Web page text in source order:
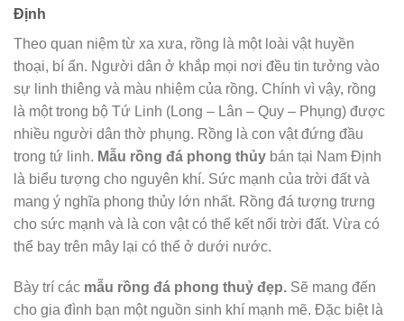
Định
Theo quan niệm từ xa xưa, rồng là một loài vật huyền
thoại, bí ẩn. Người dân ở khắp mọi nơi đều tin tưởng vào
sự linh thiêng và màu nhiệm của rồng. Chính vì vậy, rồng
là một trong bộ Tứ Linh (Long – Lân – Quy – Phụng) được
nhiều người dân thờ phụng. Rồng là con vật đứng đầu
trong tứ linh. Mẫu rồng đá phong thủy bán tại Nam Định
là biểu tượng cho nguyên khí. Sức mạnh của trời đất và
mang ý nghĩa phong thủy lớn nhất. Rồng đá tượng trưng
cho sức mạnh và là con vật có thể kết nối trời đất. Vừa có
thể bay trên mây lại có thể ở dưới nước.
Bày trí các mẫu rồng đá phong thuỷ đẹp. Sẽ mang đến
cho gia đình bạn một nguồn sinh khí mạnh mẽ. Đặc biệt là